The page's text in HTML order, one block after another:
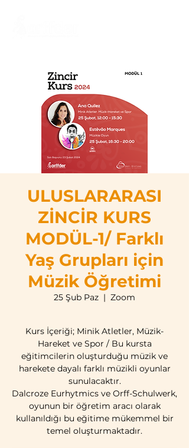
ULUSLARARASI
ZİNCİR KURS
MODÜL-1/ Farklı
Yaş Grupları için
Müzik Öğretimi
25 Şub Paz
  |
Zoom
Kurs İçeriği; Minik Atletler, Müzik-
Hareket ve Spor / Bu kursta
eğitimcilerin oluşturduğu müzik ve
harekete dayalı farklı müzikli oyunlar
sunulacaktır.
Dalcroze Eurhytmics ve Orff-Schulwerk,
oyunun bir öğretim aracı olarak
kullanıldığı bu eğitime mükemmel bir
temel oluşturmaktadır.